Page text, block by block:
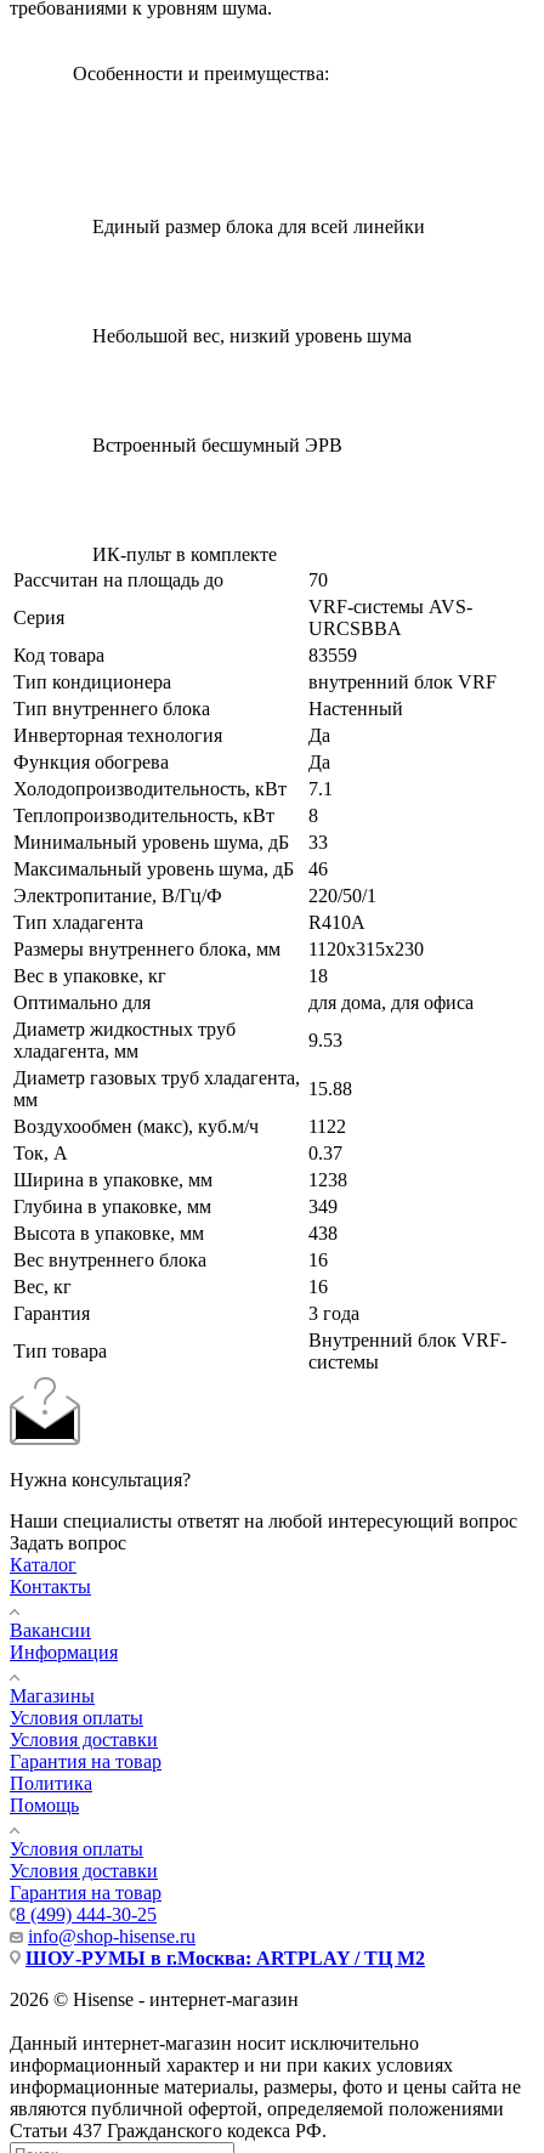
требованиями к уровням шума.
Особенности и преимущества:
Единый размер блока для всей линейки
Небольшой вес, низкий уровень шума
Встроенный бесшумный ЭРВ
ИК-пульт в комплекте
Рассчитан на площадь до
70
Серия
VRF-системы AVS-
URCSBBA
Код товара
83559
Тип кондиционера
внутренний блок VRF
Тип внутреннего блока
Настенный
Инверторная технология
Да
Функция обогрева
Да
Холодопроизводительность, кВт
7.1
Теплопроизводительность, кВт
8
Минимальный уровень шума, дБ
33
Максимальный уровень шума, дБ
46
Электропитание, В/Гц/Ф
220/50/1
Тип хладагента
R410A
Размеры внутреннего блока, мм
1120x315x230
Вес в упаковке, кг
18
Оптимально для
для дома, для офиса
Диаметр жидкостных труб
хладагента, мм
9.53
Диаметр газовых труб хладагента,
мм
15.88
Воздухообмен (макс), куб.м/ч
1122
Ток, А
0.37
Ширина в упаковке, мм
1238
Глубина в упаковке, мм
349
Высота в упаковке, мм
438
Вес внутреннего блока
16
Вес, кг
16
Гарантия
3 года
Тип товара
Внутренний блок VRF-
системы
Нужна консультация?
Наши специалисты ответят на любой интересующий вопрос
Задать вопрос
Каталог
Контакты
Вакансии
Информация
Магазины
Условия оплаты
Условия доставки
Гарантия на товар
Политика
Помощь
Условия оплаты
Условия доставки
Гарантия на товар
8 (499) 444-30-25
info@shop-hisense.ru
ШОУ-РУМЫ в г.Москва: ARTPLAY / ТЦ М2
2026 © Hisense - интернет-магазин
Данный интернет-магазин носит исключительно
информационный характер и ни при каких условиях
информационные материалы, размеры, фото и цены сайта не
являются публичной офертой, определяемой положениями
Статьи 437 Гражданского кодекса РФ.